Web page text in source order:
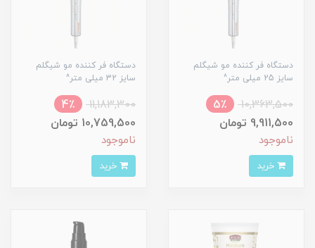
دستگاه فر کننده مو شیگلم
سایز 25 میلی متر^
10,363,500
5٪
9,911,500 تومان
ناموجود
دستگاه فر کننده مو شیگلم
سایز 32 میلی متر^
11,183,300
4٪
10,759,500 تومان
ناموجود